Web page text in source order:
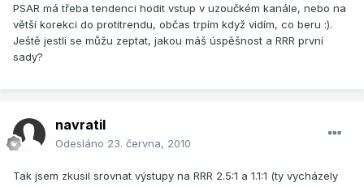
PSAR má třeba tendenci hodit vstup v uzoučkém kanále, nebo na
větší korekci do protitrendu, občas trpím když vidím, co beru :).
Ještě jestli se můžu zeptat, jakou máš úspěšnost a RRR první
sady?
navratil
Odesláno 23. června, 2010
Tak jsem zkusil srovnat výstupy na RRR 2.5:1 a 1.1:1 (ty vycházely